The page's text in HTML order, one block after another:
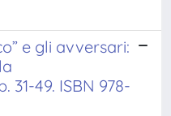
e gli avversari:
31-49. ISBN 978-